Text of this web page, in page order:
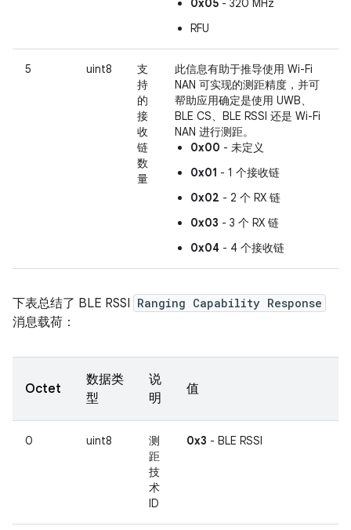
0x05 - 320 MHz
RFU
5 uint8
支
持
的
接
收
链
数
量
此信息有助于推导使用 Wi-Fi
NAN 可实现的测距精度，并可
帮助应用确定是使用 UWB、
BLE CS、BLE RSSI 还是 Wi-Fi
NAN 进行测距。
0x00 - 未定义
0x01 - 1 个接收链
0x02 - 2 个 RX 链
0x03 - 3 个 RX 链
0x04 - 4 个接收链
下表总结了 BLE RSSI Ranging Capability Response
消息载荷：
Octet
数据类
型
说
明
值
0 uint8
测
距
技
术
ID
0x3 - BLE RSSI